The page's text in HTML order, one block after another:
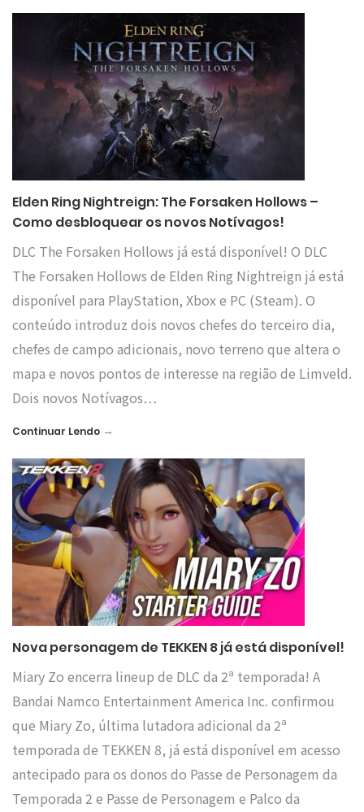
Elden Ring Nightreign: The Forsaken Hollows –
Como desbloquear os novos Notívagos!
DLC The Forsaken Hollows já está disponível! O DLC
The Forsaken Hollows de Elden Ring Nightreign já está
disponível para PlayStation, Xbox e PC (Steam). O
conteúdo introduz dois novos chefes do terceiro dia,
chefes de campo adicionais, novo terreno que altera o
mapa e novos pontos de interesse na região de Limveld.
Dois novos Notívagos…
Continuar Lendo →
Nova personagem de TEKKEN 8 já está disponível!
Miary Zo encerra lineup de DLC da 2ª temporada! A
Bandai Namco Entertainment America Inc. confirmou
que Miary Zo, última lutadora adicional da 2ª
temporada de TEKKEN 8, já está disponível em acesso
antecipado para os donos do Passe de Personagem da
Temporada 2 e Passe de Personagem e Palco da